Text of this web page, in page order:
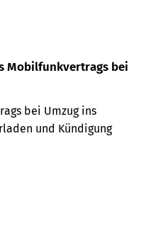
Mobilfunkvertrags bei
bei Umzug ins
und Kündigung